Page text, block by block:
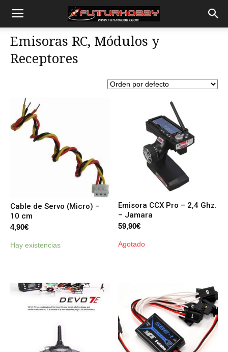
Emisoras RC, Módulos y
Receptores
Cable de Servo (Micro) –
10 cm
4,90€
Hay existencias
Emisora CCX Pro – 2,4 Ghz.
– Jamara
59,90€
Agotado